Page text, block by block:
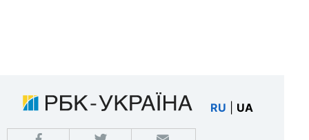
RU UA